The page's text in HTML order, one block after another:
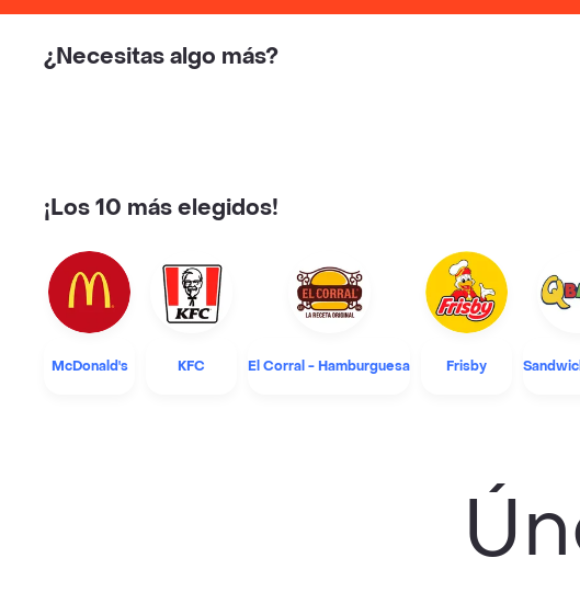
¿Necesitas algo más?
¡Los 10 más elegidos!
McDonald's KFC El Corral - Hamburguesa Frisby